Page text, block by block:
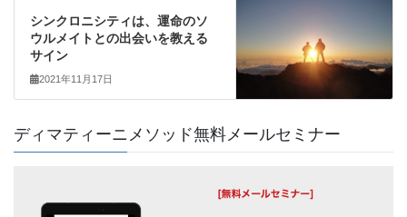
シンクロニシティは、運命のソ
ウルメイトとの出会いを教える
サイン
2021年11月17日
ディマティーニメソッド無料メールセミナー